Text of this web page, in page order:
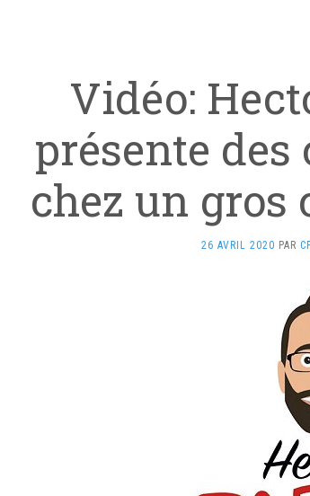
Vidéo:
présente
chez un
26 AVRIL 2020 PAR